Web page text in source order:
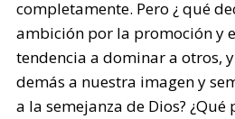
completamente. Pero ¿ qué
ambición por la promoción y
tendencia a dominar a otros,
demás a nuestra imagen y
a la semejanza de Dios? ¿Qué